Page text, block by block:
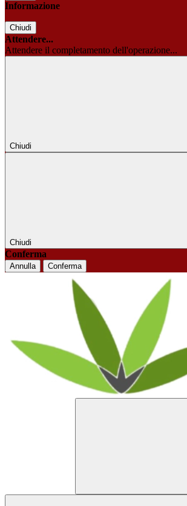
Informazione
Chiudi
Attendere...
Attendere il completamento dell'operazione...
Chiudi
Chiudi
Conferma
Annulla Conferma